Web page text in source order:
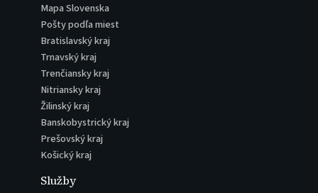
Mapa Slovenska
Pošty podľa miest
Bratislavský kraj
Trnavský kraj
Trenčiansky kraj
Nitriansky kraj
Žilinský kraj
Banskobystrický kraj
Prešovský kraj
Košický kraj
Služby